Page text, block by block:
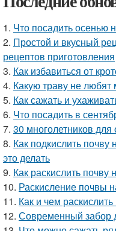
1. Что посадить осенью
2. Простой и вкусный
рецептов приготовления
3. Как избавиться от
4. Какую траву не любят
5. Как сажать и
6. Что посадить в
7. 30 многолетников
8. Как подкислить
это делать
9. Как раскислить
10. Раскисление почвы
11. Как и чем
12. Современный забор